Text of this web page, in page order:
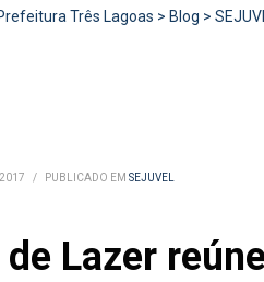
Três Lagoas > Blog >
/ PUBLICADO EM SEJUVEL
Lazer